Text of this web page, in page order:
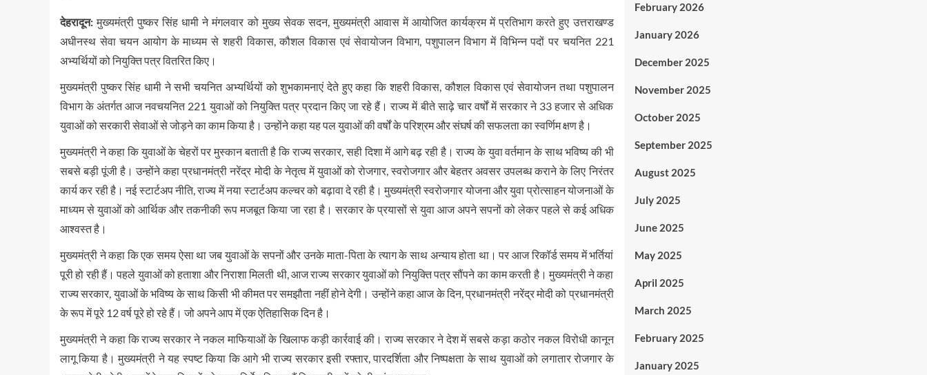
देहरादून: मुख्यमंत्री पुष्कर सिंह धामी ने मंगलवार को मुख्य सेवक सदन, मुख्यमंत्री आवास में आयोजित कार्यक्रम में प्रतिभाग करते हुए उत्तराखण्ड
अधीनस्थ सेवा चयन आयोग के माध्यम से शहरी विकास, कौशल विकास एवं सेवायोजन विभाग, पशुपालन विभाग में विभिन्न पदों पर चयनित 221
अभ्यर्थियों को नियुक्ति पत्र वितरित किए।
मुख्यमंत्री पुष्कर सिंह धामी ने सभी चयनित अभ्यर्थियों को शुभकामनाएं देते हुए कहा कि शहरी विकास, कौशल विकास एवं सेवायोजन तथा पशुपालन
विभाग के अंतर्गत आज नवचयनित 221 युवाओं को नियुक्ति पत्र प्रदान किए जा रहे हैं। राज्य में बीते साढ़े चार वर्षों में सरकार ने 33 हजार से अधिक
युवाओं को सरकारी सेवाओं से जोड़ने का काम किया है। उन्होंने कहा यह पल युवाओं की वर्षों के परिश्रम और संघर्ष की सफलता का स्वर्णिम क्षण है।
मुख्यमंत्री ने कहा कि युवाओं के चेहरों पर मुस्कान बताती है कि राज्य सरकार, सही दिशा में आगे बढ़ रही है। राज्य के युवा वर्तमान के साथ भविष्य की भी
सबसे बड़ी पूंजी है। उन्होंने कहा प्रधानमंत्री नरेंद्र मोदी के नेतृत्व में युवाओं को रोजगार, स्वरोजगार और बेहतर अवसर उपलब्ध कराने के लिए निरंतर
कार्य कर रही है। नई स्टार्टअप नीति, राज्य में नया स्टार्टअप कल्चर को बढ़ावा दे रही है। मुख्यमंत्री स्वरोजगार योजना और युवा प्रोत्साहन योजनाओं के
माध्यम से युवाओं को आर्थिक और तकनीकी रूप मजबूत किया जा रहा है। सरकार के प्रयासों से युवा आज अपने सपनों को लेकर पहले से कई अधिक
आश्वस्त है।
मुख्यमंत्री ने कहा कि एक समय ऐसा था जब युवाओं के सपनों और उनके माता-पिता के त्याग के साथ अन्याय होता था। पर आज रिकॉर्ड समय में भर्तियां
पूरी हो रही हैं। पहले युवाओं को हताशा और निराशा मिलती थी, आज राज्य सरकार युवाओं को नियुक्ति पत्र सौंपने का काम करती है। मुख्यमंत्री ने कहा
राज्य सरकार, युवाओं के भविष्य के साथ किसी भी कीमत पर समझौता नहीं होने देगी। उन्होंने कहा आज के दिन, प्रधानमंत्री नरेंद्र मोदी को प्रधानमंत्री
के रूप में पूरे 12 वर्ष पूरे हो रहे हैं। जो अपने आप में एक ऐतिहासिक दिन है।
मुख्यमंत्री ने कहा कि राज्य सरकार ने नकल माफियाओं के खिलाफ कड़ी कार्रवाई की। राज्य सरकार ने देश में सबसे कड़ा कठोर नकल विरोधी कानून
लागू किया है। मुख्यमंत्री ने यह स्पष्ट किया कि आगे भी राज्य सरकार इसी रफ्तार, पारदर्शिता और निष्पक्षता के साथ युवाओं को लगातार रोजगार के
February 2026
January 2026
December 2025
November 2025
October 2025
September 2025
August 2025
July 2025
June 2025
May 2025
April 2025
March 2025
February 2025
January 2025